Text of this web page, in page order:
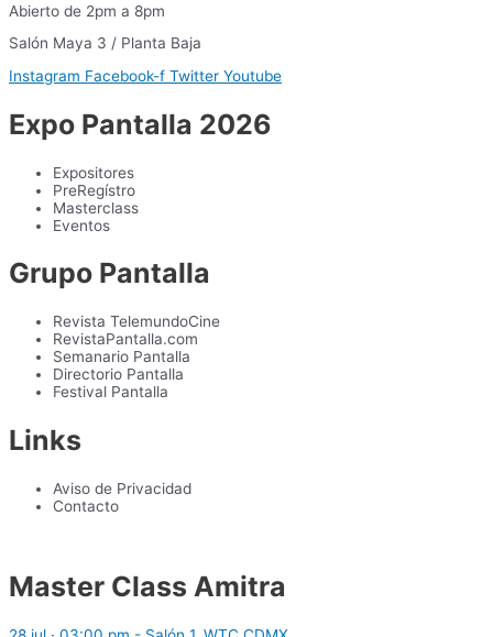
Abierto de 2pm a 8pm
Salón Maya 3 / Planta Baja
Instagram Facebook-f Twitter Youtube
Expo Pantalla 2026
Expositores
PreRegístro
Masterclass
Eventos
Grupo Pantalla
Revista TelemundoCine
RevistaPantalla.com
Semanario Pantalla
Directorio Pantalla
Festival Pantalla
Links
Aviso de Privacidad
Contacto
Master Class Amitra